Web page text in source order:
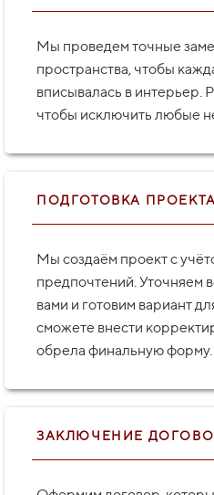
Мы проведем точные
пространства, чтобы
вписывалась в интерьер.
чтобы исключить любые
ПОДГОТОВКА ПРОЕКТА
Мы создаём проект с
предпочтений. Уточняем
вами и готовим вариант
сможете внести
обрела финальную форму.
ЗАКЛЮЧЕНИЕ